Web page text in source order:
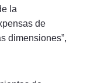
la
de
dimensiones”,